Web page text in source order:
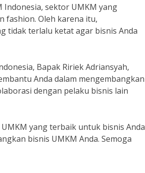
sektor UMKM yang
fashion. Oleh karena itu,
tidak terlalu ketat agar bisnis Anda
Bapak Ririek Adriansyah,
Anda dalam mengembangkan
dengan pelaku bisnis lain
yang terbaik untuk bisnis Anda
bisnis UMKM Anda. Semoga